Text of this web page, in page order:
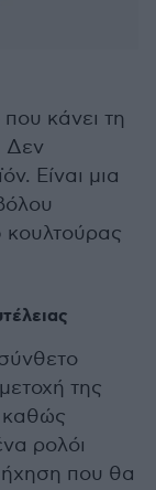
κάνει τη
Δεν
Είναι μια
κουλτούρας
της
καθώς
ρολόι
που θα